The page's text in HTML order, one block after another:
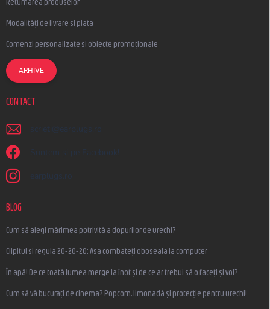
Returnarea produselor
Modalități de livrare si plata
Comenzi personalizate și obiecte promoționale
ARHIVE
CONTACT
scrieti @ earplugs.ro
Suntem și pe Facebook!
earplugs.ro
BLOG
Cum să alegi mărimea potrivită a dopurilor de urechi?
Clipitul și regula 20-20-20: Așa combateți oboseala la computer
În apă! De ce toată lumea merge la înot și de ce ar trebui să o faceți și voi?
Cum să vă bucurați de cinema? Popcorn, limonadă și protecție pentru urechi!